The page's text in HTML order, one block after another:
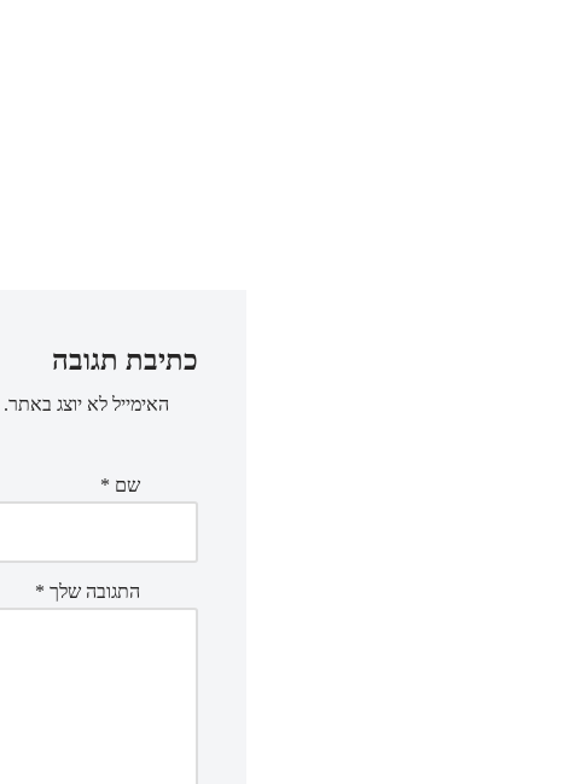
כתיבת תגובה
האימייל לא יוצג באתר.
שם *
התגובה שלך *